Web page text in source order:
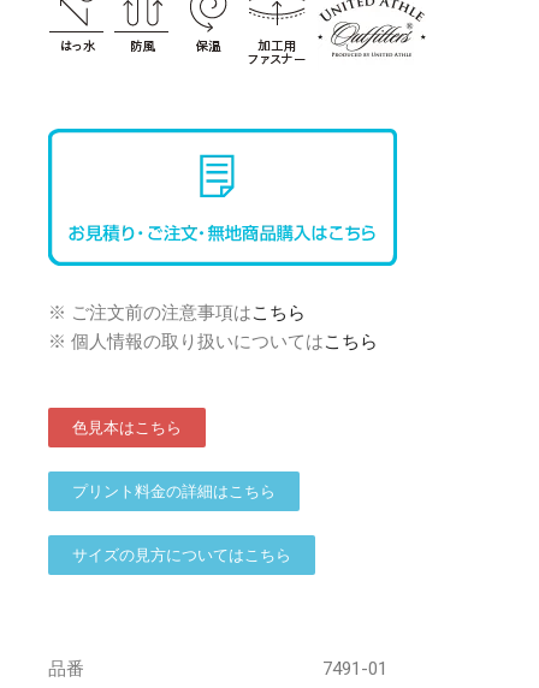
※ ご注文前の注意事項はこちら
※ 個人情報の取り扱いについてはこちら
色見本はこちら
プリント料金の詳細はこちら
サイズの見方についてはこちら
品番 7491-01